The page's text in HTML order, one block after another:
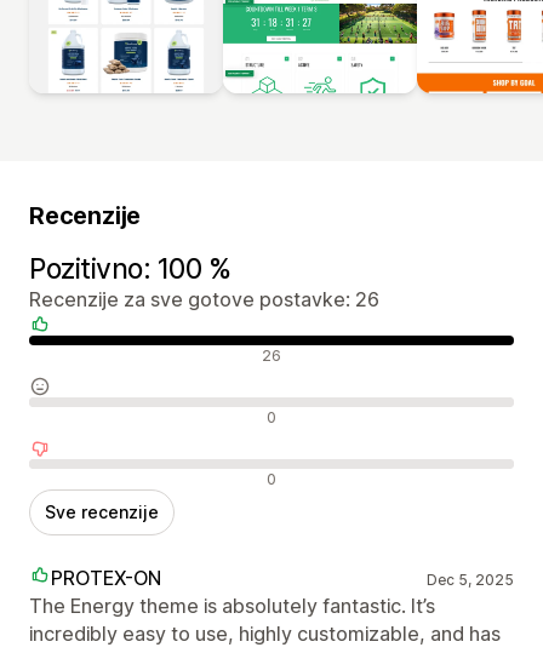
Recenzije
Pozitivno: 100 %
Recenzije za sve gotove postavke: 26
Pozitivne recenzije 26
Neutralne recenzije 0
Negativne recenzije 0
Sve recenzije
PROTEX-ON Dec 5, 2025
The Energy theme is absolutely fantastic. It’s
incredibly easy to use, highly customizable, and has